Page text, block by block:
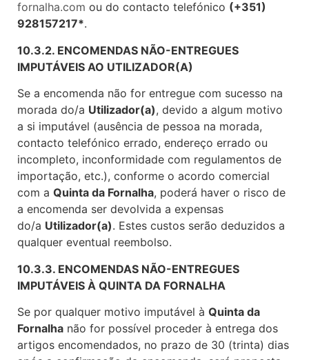
fornalha.com ou do contacto telefónico (+351)
928157217*.
10.3.2. ENCOMENDAS NÃO-ENTREGUES
IMPUTÁVEIS AO UTILIZADOR(A)
Se a encomenda não for entregue com sucesso na
morada do/a Utilizador(a), devido a algum motivo
a si imputável (ausência de pessoa na morada,
contacto telefónico errado, endereço errado ou
incompleto, inconformidade com regulamentos de
importação, etc.), conforme o acordo comercial
com a Quinta da Fornalha, poderá haver o risco de
a encomenda ser devolvida a expensas
do/a Utilizador(a). Estes custos serão deduzidos a
qualquer eventual reembolso.
10.3.3. ENCOMENDAS NÃO-ENTREGUES
IMPUTÁVEIS À QUINTA DA FORNALHA
Se por qualquer motivo imputável à Quinta da
Fornalha não for possível proceder à entrega dos
artigos encomendados, no prazo de 30 (trinta) dias